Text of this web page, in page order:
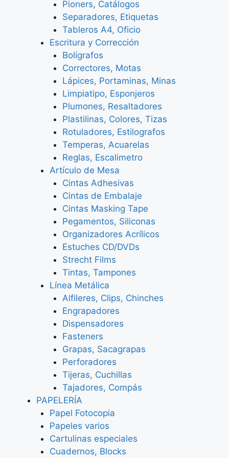
Pioners, Catálogos
Separadores, Etiquetas
Tableros A4, Oficio
Escritura y Corrección
Bolígrafos
Correctores, Motas
Lápices, Portaminas, Minas
Limpiatipo, Esponjeros
Plumones, Resaltadores
Plastilinas, Colores, Tizas
Rotuladores, Estilografos
Temperas, Acuarelas
Reglas, Escalimetro
Artículo de Mesa
Cintas Adhesivas
Cintas de Embalaje
Cintas Masking Tape
Pegamentos, Siliconas
Organizadores Acrílicos
Estuches CD/DVDs
Strecht Films
Tintas, Tampones
Línea Metálica
Alfileres, Clips, Chinches
Engrapadores
Dispensadores
Fasteners
Grapas, Sacagrapas
Perforadores
Tijeras, Cuchillas
Tajadores, Compás
PAPELERÍA
Papel Fotocopia
Papeles varios
Cartulinas especiales
Cuadernos, Blocks